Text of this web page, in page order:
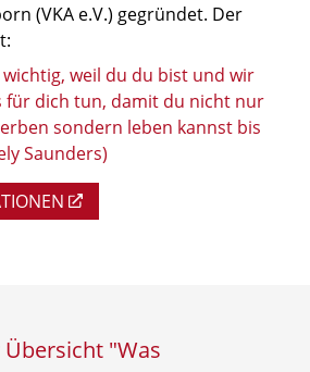
(VKA e.V.) gegründet. Der
wichtig, weil du du bist und wir
für dich tun, damit du nicht nur
sondern leben kannst bis
Saunders)
"Was